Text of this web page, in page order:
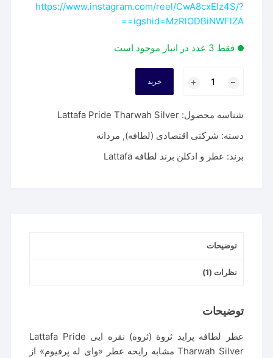
https://www.instagram.com/reel/CwA8cxEIz4S/?
igshid=MzRlODBiNWFlZA==
فقط 3 عدد در انبار موجود است
نقره
ایی
Lattafa
خرید
شناسه محصول:Lattafa Pride Tharwah Silver
دسته: شرکتی اقتصادی (لطافه), مردانه
برند: عطر و ادکلن برند لطافه Lattafa
توضیحات
نظرات (1)
توضیحات
عطر لطافه پراید ثروة (ثروه) نقره ایی Lattafa Pride
Tharwah Silver مشابه رایحه عطر «وای له پرفیوم» از